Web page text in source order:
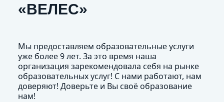
«ВЕЛЕС»
Мы предоставляем образовательные услуги
уже более 9 лет. За это время наша
организация зарекомендовала себя на рынке
образовательных услуг! С нами работают, нам
доверяют! Доверьте и Вы своё образование
нам!